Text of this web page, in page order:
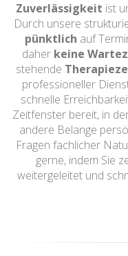
Zuverlässigkeit ist
Durch unsere
pünktlich auf
daher keine
stehende
professioneller
schnelle
Zeitfenster bereit, in
andere Belange
Fragen fachlicher
gerne, indem Sie
weitergeleitet und